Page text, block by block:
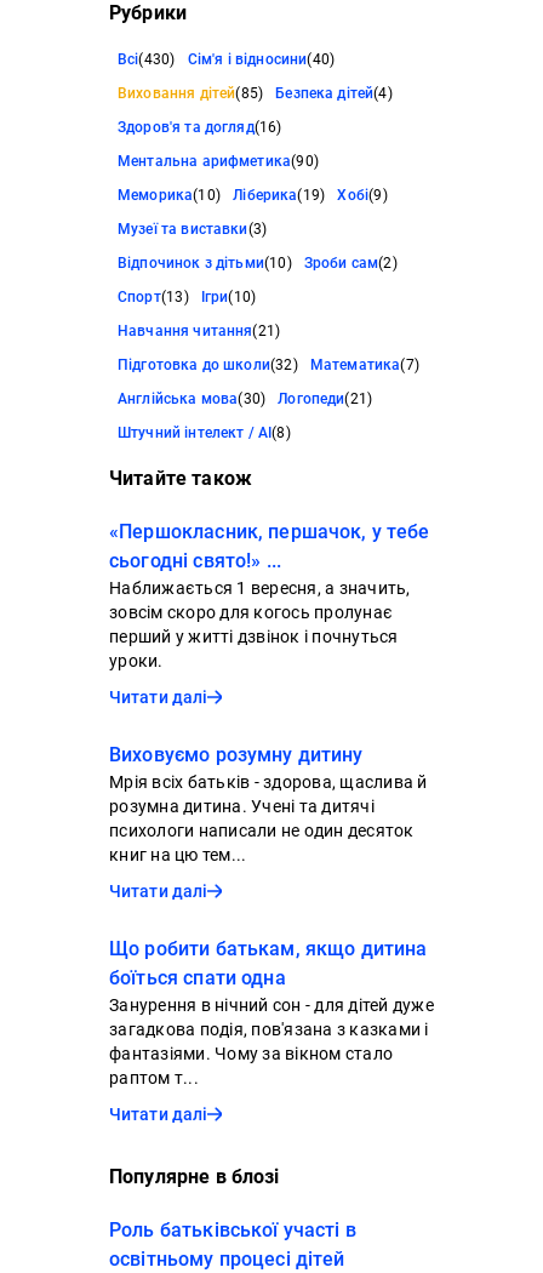
Рубрики
Всі(430) Сім'я і відносини(40)
Виховання дітей(85) Безпека дітей(4)
Здоров'я та догляд(16)
Ментальна арифметика(90)
Меморика(10) Ліберика(19) Хобі(9)
Музеї та виставки(3)
Відпочинок з дітьми(10) Зроби сам(2)
Спорт(13) Ігри(10)
Навчання читання(21)
Підготовка до школи(32) Математика(7)
Англійська мова(30) Логопеди(21)
Штучний інтелект / AI(8)
Читайте також
«Першокласник, першачок, у тебе
сьогодні свято!» ...
Наближається 1 вересня, а значить,
зовсім скоро для когось пролунає
перший у житті дзвінок і почнуться
уроки.
Читати далі
Виховуємо розумну дитину
Мрія всіх батьків - здорова, щаслива й
розумна дитина. Учені та дитячі
психологи написали не один десяток
книг на цю тем...
Читати далі
Що робити батькам, якщо дитина
боїться спати одна
Занурення в нічний сон - для дітей дуже
загадкова подія, пов'язана з казками і
фантазіями. Чому за вікном стало
раптом т...
Читати далі
Популярне в блозі
Роль батьківської участі в
освітньому процесі дітей